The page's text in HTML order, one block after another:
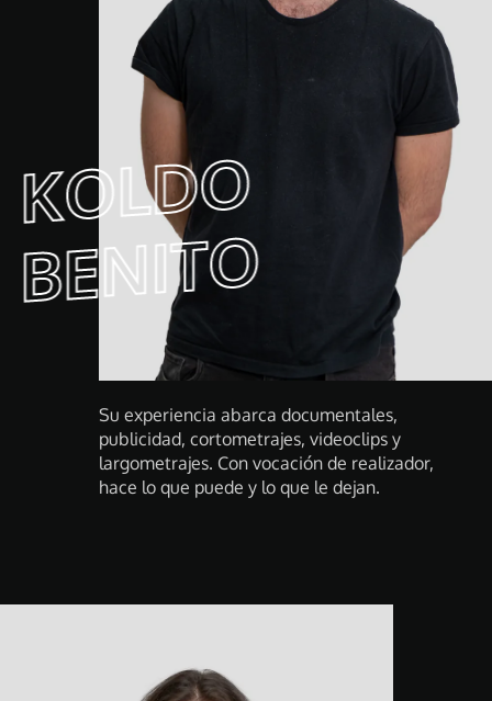
K
O
L
D
O
B
E
NI
T
O
Su experiencia abarca documentales,
publicidad, cortometrajes, videoclips y
largometrajes. Con vocación de realizador,
hace lo que puede y lo que le dejan.